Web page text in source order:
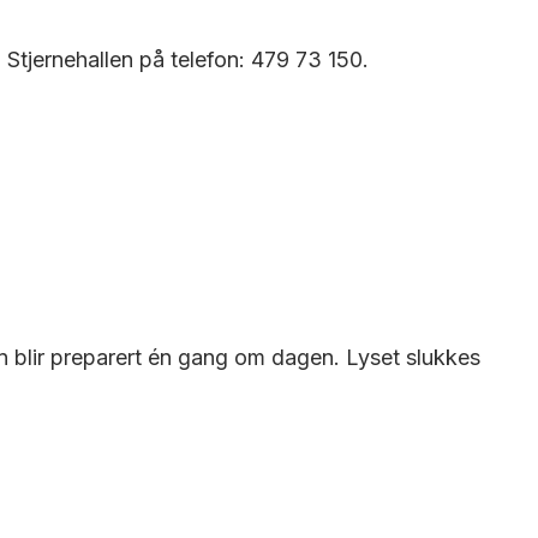
på telefon: 479 73 150.
preparert én gang om dagen. Lyset slukkes